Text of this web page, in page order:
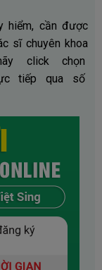
hiểm, cần được
sĩ chuyên khoa
click chọn
tiếp qua số